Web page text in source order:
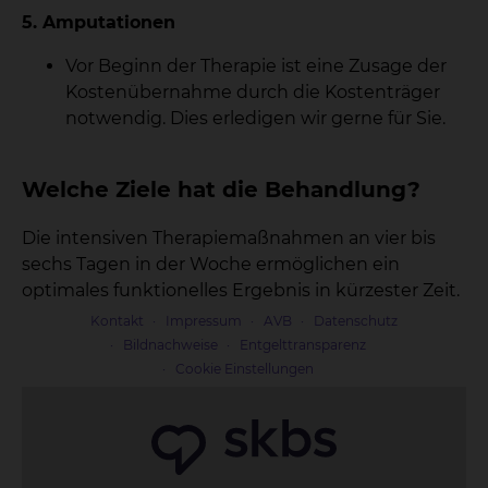
5. Amputationen
Vor Beginn der Therapie ist eine Zusage der
Kostenübernahme durch die Kostenträger
notwendig. Dies erledigen wir gerne für Sie.
Welche Ziele hat die Behandlung?
Die intensiven Therapiemaßnahmen an vier bis
sechs Tagen in der Woche ermöglichen ein
optimales funktionelles Ergebnis in kürzester Zeit.
Kontakt Impressum AVB
Datenschutz
Bildnachweise
Entgelttransparenz
Cookie Einstellungen